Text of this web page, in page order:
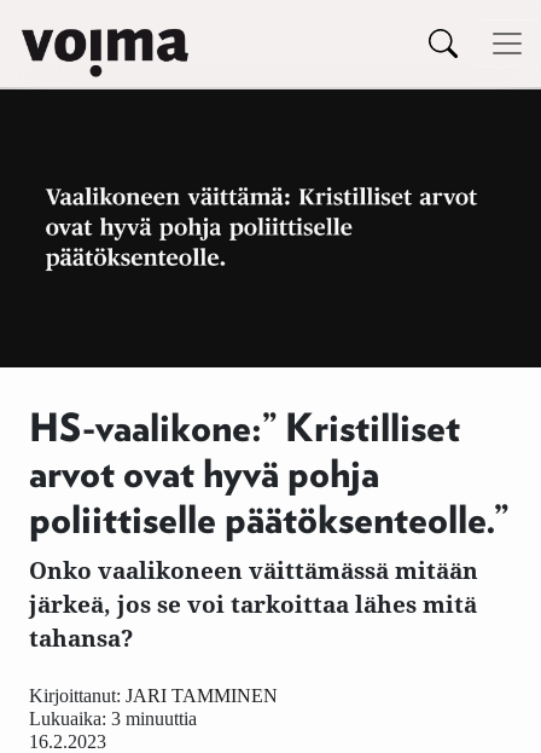
Siirry sisältöön
Päävalikko
HS-vaalikone:” Kristilliset
arvot ovat hyvä pohja
poliittiselle päätöksenteolle.”
Onko vaalikoneen väittämässä mitään
järkeä, jos se voi tarkoittaa lähes mitä
tahansa?
16.2.2023
Kirjoittanut: JARI TAMMINEN
Lukuaika: 3 minuuttia